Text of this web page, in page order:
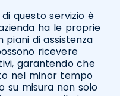
questo servizio è
ha le proprie
piani di assistenza
ricevere
garantendo che
nel minor tempo
su misura non solo